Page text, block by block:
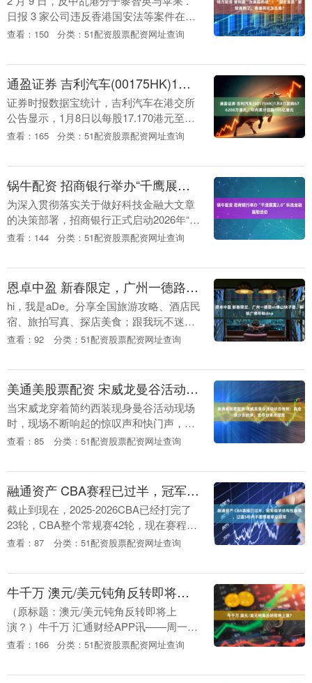
日报 3 家公司违反香港国安法等案件在香
港量刑裁决。香港特区高等法院当日宣
一项....
查看：150 分类：51配资股票配资网址查询
通盈证券 吉利汽车(00175HK)1月8日回购676208万港元，年内累计回购195亿港元
证券时报数据宝统计，吉利汽车在港交所
公告显示，1月8日以每股17.170港元至
17.380港元的价格回购392.50万股，回购
查看：165 分类：51配资股票配资网址查询
锅牛配资 招商银行举办“千鹰展翼2.0”科技金融赋能活动
为深入贯彻落实关于做好科技金融大文章
的决策部署，招商银行正式启动2026年“千
鹰展翼2.0科技金融赋能计划”品牌系列活
力提....
查看：144 分类：51配资股票配资网址查询
恩卓中盈 新春限定，广州一德路vs佛山快子路，解锁广佛年味dna
hi，我是aDe。分享全国旅游攻略、酒店民
宿、旅拍写真、探店美食；跟我玩不迷路
哦~ 新春想找有年味又有底蕴的地方，广
着老广烟....
查看：92 分类：51配资股票配资网址查询
美通美股票配资 宋威龙曼谷活动状态惊艳：真全球少女的梦，苦尽甘来终绽放
当宋威龙穿着简约西装现身曼谷活动现场
时，现场不断响起的惊叹声和快门声，清
晰地传递出一个信息：无可挑剔的骨相
识。那一刻，仿佛全世....
查看：85 分类：51配资股票配资网址查询
融通资产 CBA赛程已过半，冠军框架结构性崩塌，辽篮5年内不要想着拿总冠军
截止到现在，2025-2026CBA已经打完了
23轮，CBA整个常规赛42轮，现在赛程已
经走完一半，是时候给辽篮做个小结了
12....
查看：87 分类：51配资股票配资网址查询
牛千万 澳元/美元钝角反转即将上演？
（原标题：澳元/美元钝角反转即将上
演？）牛千万 汇通财经APP讯——周一
（3月31日）欧盘时段，澳元兑美元汇价
有....
查看：166 分类：51配资股票配资网址查询